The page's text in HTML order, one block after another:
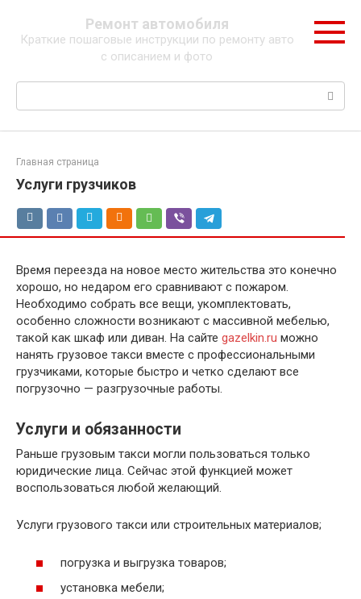
контенту
Ремонт автомобиля
Краткие пошаговые инструкции по ремонту авто
с описанием и фото
Поиск:
Главная страница
Услуги грузчиков
Время переезда на новое место жительства это конечно
хорошо, но недаром его сравнивают с пожаром.
Необходимо собрать все вещи, укомплектовать,
особенно сложности возникают с массивной мебелью,
такой как шкаф или диван. На сайте gazelkin.ru можно
нанять грузовое такси вместе с профессиональными
грузчиками, которые быстро и четко сделают все
погрузочно — разгрузочные работы.
Услуги и обязанности
Раньше грузовым такси могли пользоваться только
юридические лица. Сейчас этой функцией может
воспользоваться любой желающий.
Услуги грузового такси или строительных материалов;
погрузка и выгрузка товаров;
установка мебели;